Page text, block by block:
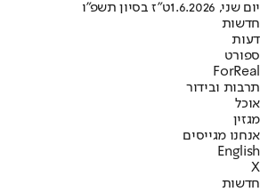
יום שני, 1.6.2026
ט"ז בסיון תשפ"ו
חדשות
דעות
ספורט
ForReal
תרבות ובידור
אוכל
מגזין
אנחנו מגייסים
English
X
חדשות